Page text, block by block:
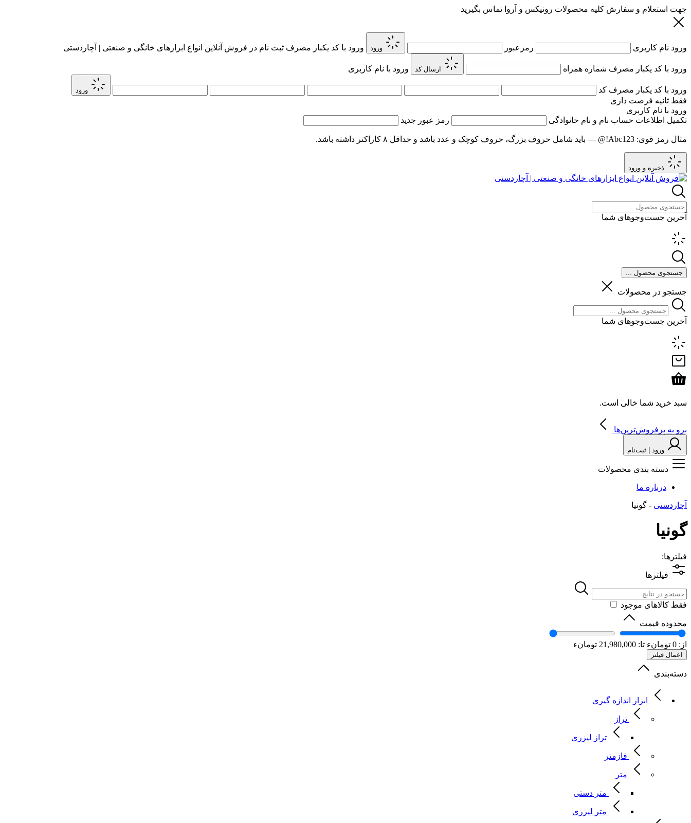
جهت استعلام و سفارش کلیه محصولات رونیکس و آروا تماس بگیرید
ورود نام کاربری رمزعبور ورود ورود با کد یکبار مصرف ثبت نام در فروش آنلاین انواع ابزارهای خانگی و صنعتی | آچاردستی
ورود با کد یکبار مصرف شماره همراه ارسال کد ورود با نام کاربری
ورود با کد یکبار مصرف کد ورود
فقط ثانیه فرصت داری
ورود با نام کاربری
تکمیل اطلاعات حساب نام و نام خانوادگی رمز عبور جدید
مثال رمز قوی: Abc123!@ — باید شامل حروف بزرگ، حروف کوچک و عدد باشد و حداقل ۸ کاراکتر داشته باشد.
ذخیره و ورود
آخرین جست‌وجوهای شما
جستجوی محصول ...
جستجو در محصولات
آخرین جست‌وجوهای شما
سبد خرید شما خالی است.
برو به پرفروش‌ترین‌ها
ورود | ثبت‌نام
دسته بندی محصولات
درباره ما
آچاردستی - گونیا
گونیا
فیلترها:
فیلترها
فقط کالاهای موجود
محدوده قیمت
از: 0 تومانء تا: 21,980,000 تومانء
اعمال فیلتر
دسته‌بندی
ابزار اندازه گیری
تراز
تراز لیزری
فازمتر
متر
متر دستی
متر لیزری